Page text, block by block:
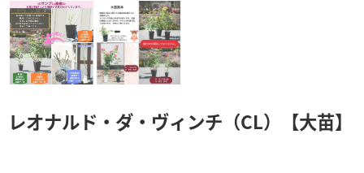
レオナルド・ダ・ヴィンチ（CL）【大苗】